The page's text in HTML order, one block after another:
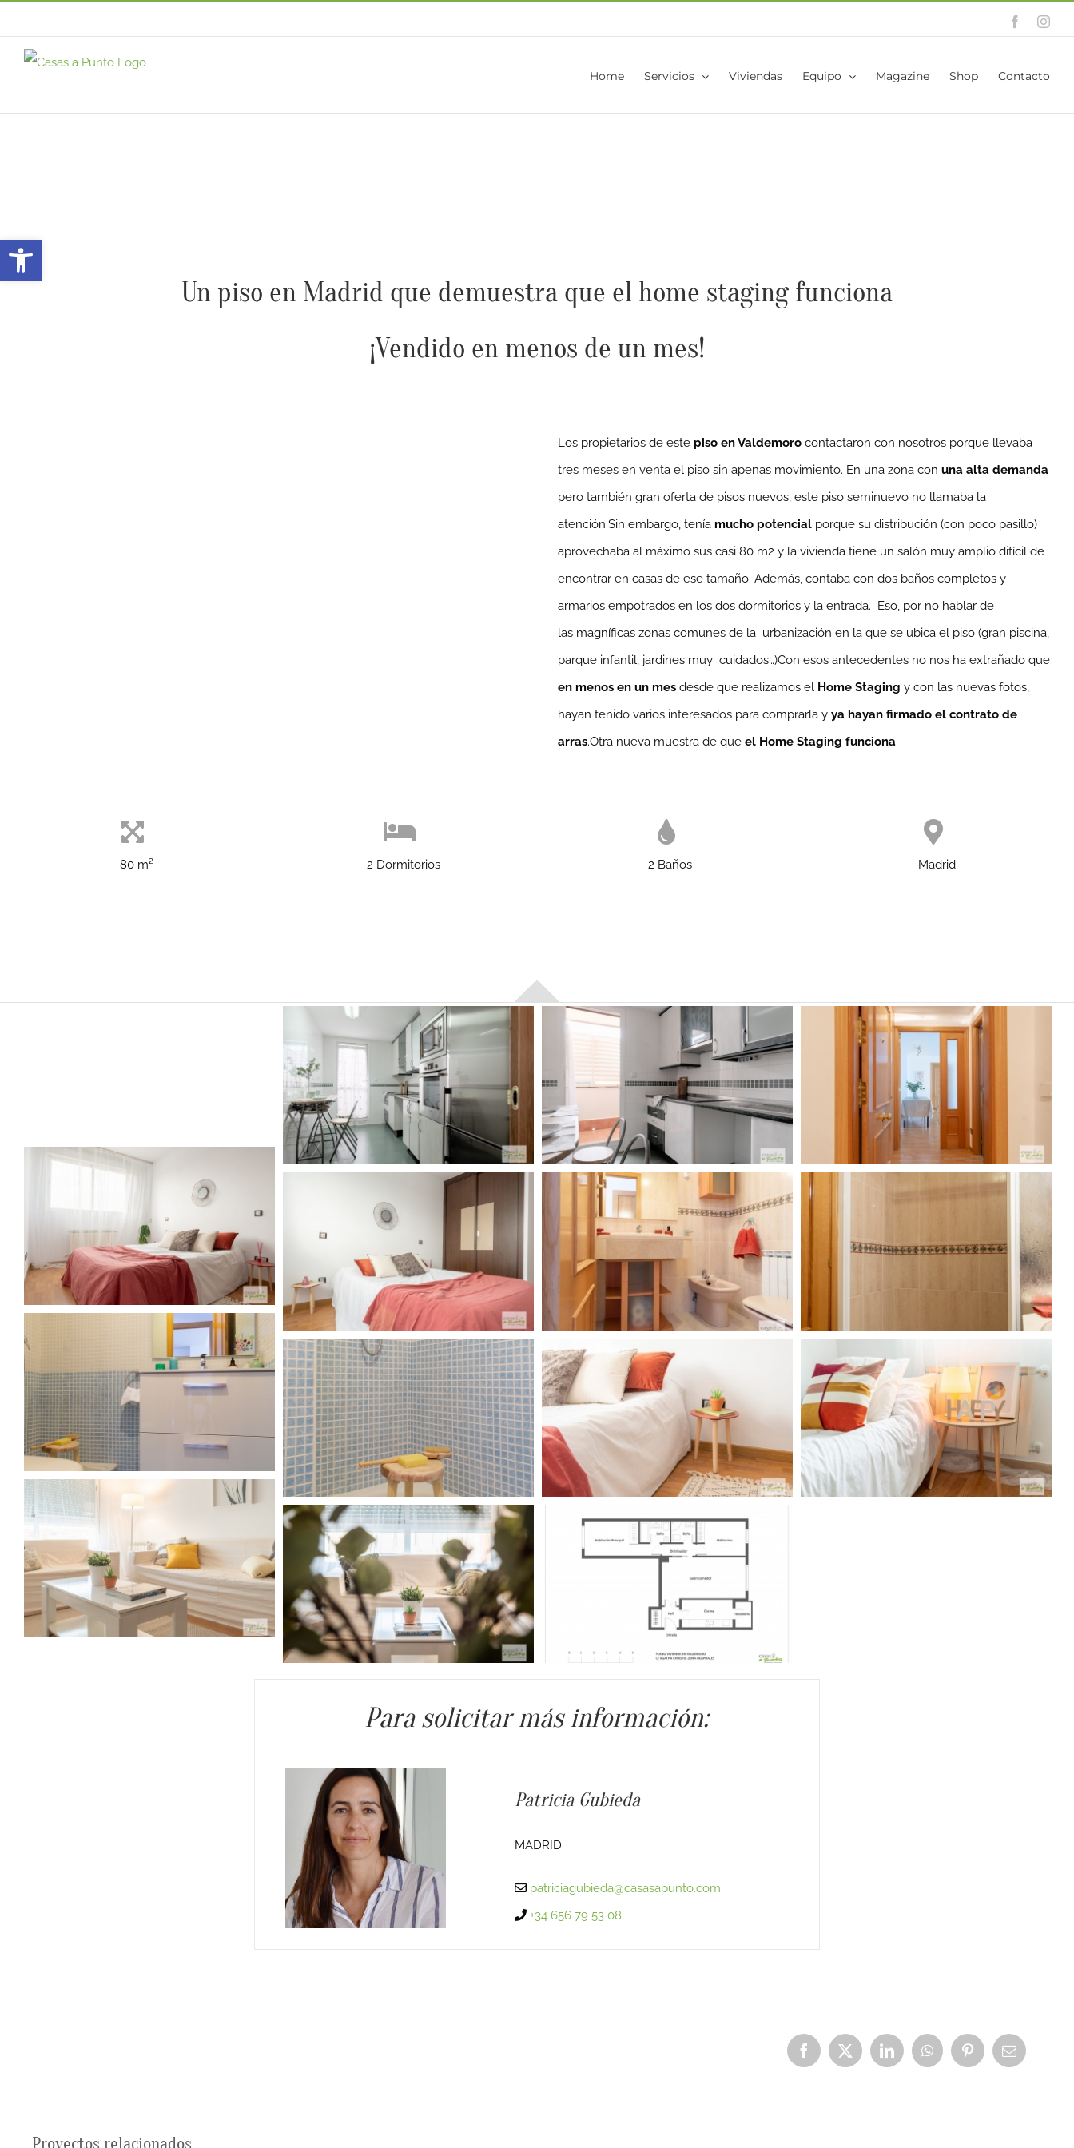
Abrir barra de herramientas
al
contenido
Facebook
Home Servicios Viviendas Equipo Magazine Shop Contacto
Un piso en Madrid que demuestra que el home staging funciona
¡Vendido en menos de un mes!
Los propietarios de este piso en Valdemorocontactaron con nosotros porque llevaba
tres meses en venta el piso sin apenas movimiento. En una zona con una alta demanda
pero también gran oferta de pisos nuevos, este piso seminuevo no llamaba la
atención.Sin embargo, tenía mucho potencialporque su distribución (con poco pasillo)
aprovechaba al máximo sus casi 80 m2 y la vivienda tiene un salón muy amplio difícil de
encontrar en casas de ese tamaño. Además, contaba con dos baños completos y
armarios empotrados en los dos dormitorios y la entrada. Eso, por no hablar de
las magníficas zonas comunes de la urbanización en la que se ubica el piso (gran piscina,
parque infantil, jardines muy cuidados…)Con esos antecedentes no nos ha extrañado que
en menos en un mesdesde que realizamos el Home Staging y con las nuevas fotos,
hayan tenido varios interesados para comprarla y ya hayan firmado el contrato de
arras.Otra nueva muestra de que el Home Staging funciona.
80 m² 2 Dormitorios 2 Baños Madrid
Para solicitar más información:
Patricia Gubieda
MADRID
patriciagubieda@casasapunto.com
+34 656 79 53 08
Facebook
X LinkedInWhatsAppPinterestCorreo
electrónico
Proyectos relacionados